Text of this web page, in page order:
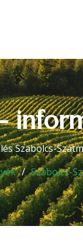
Szabolcs-
Szabolcs-